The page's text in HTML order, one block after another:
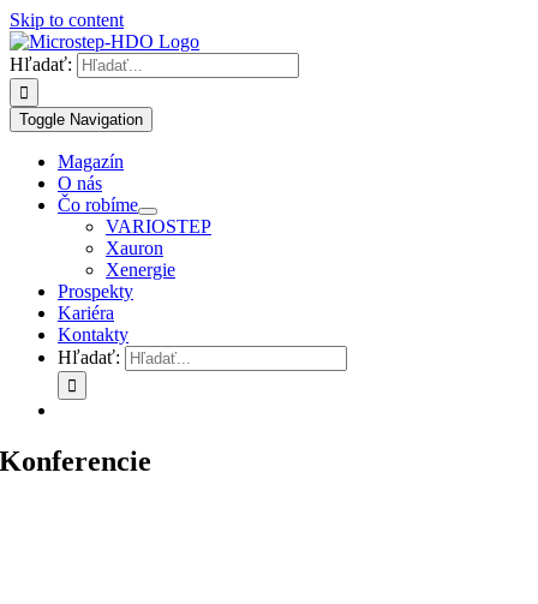
Skip to content
Hľadať:
Toggle Navigation
Magazín
O nás
Čo robíme
VARIOSTEP
Xauron
Xenergie
Prospekty
Kariéra
Kontakty
Hľadať:
Konferencie